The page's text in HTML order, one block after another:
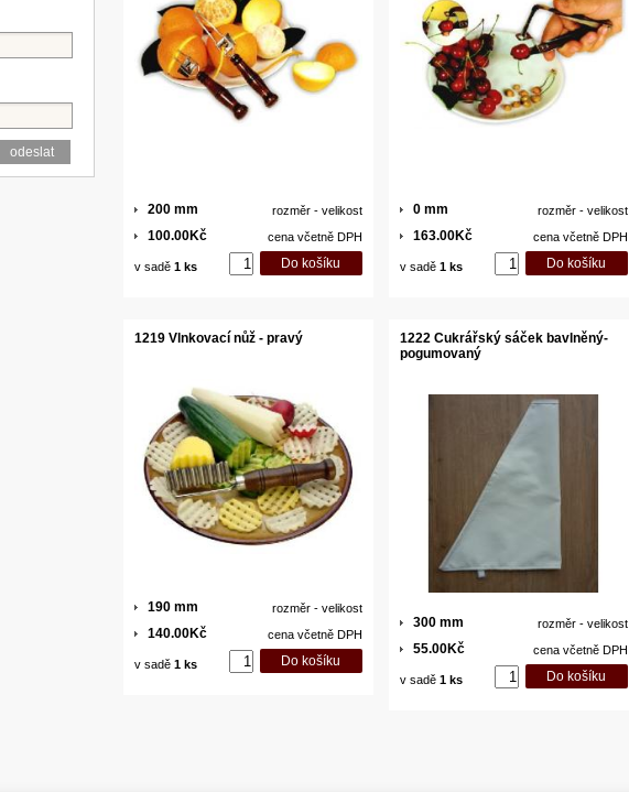
rozměr - velikost
200 mm
cena včetně DPH
100.00Kč
v sadě 1 ks
rozměr - velikost
0 mm
cena včetně DPH
163.00Kč
v sadě 1 ks
1219 Vlnkovací nůž - pravý
rozměr - velikost
190 mm
cena včetně DPH
140.00Kč
v sadě 1 ks
1222 Cukrářský sáček bavlněný-
pogumovaný
rozměr - velikost
300 mm
cena včetně DPH
55.00Kč
v sadě 1 ks